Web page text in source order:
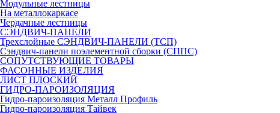
Модульные лестницы
На металлокаркасе
Чердачные лестницы
СЭНДВИЧ-ПАНЕЛИ
Трехслойные СЭНДВИЧ-ПАНЕЛИ (ТСП)
Сэндвич-панели поэлементной сборки (СППС)
СОПУТСТВУЮЩИЕ ТОВАРЫ
ФАСОННЫЕ ИЗДЕЛИЯ
ЛИСТ ПЛОСКИЙ
ГИДРО-ПАРОИЗОЛЯЦИЯ
Гидро-пароизоляция Металл Профиль
Гидро-пароизоляция Тайвек